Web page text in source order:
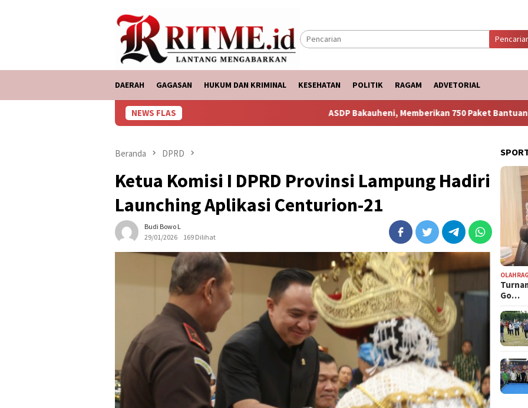
DAERAH GAGASAN HUKUM DAN KRIMINAL KESEHATAN POLITIK RAGAM ADVETORIAL
NEWS FLAS ASDP Bakauheni, Memberikan 750 Paket Bantuan Ke Korban Banjir
Beranda DPRD
Ketua Komisi I DPRD Provinsi Lampung Hadiri
Launching Aplikasi Centurion-21
Budi Bowo L
29/01/2026
169 Dilihat
Go…